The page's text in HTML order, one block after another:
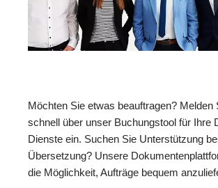
Möchten Sie etwas beauftragen? Melden
schnell über unser Buchungstool für Ihre
Dienste ein. Suchen Sie Unterstützung
Übersetzung? Unsere
die Möglichkeit, Aufträge bequem